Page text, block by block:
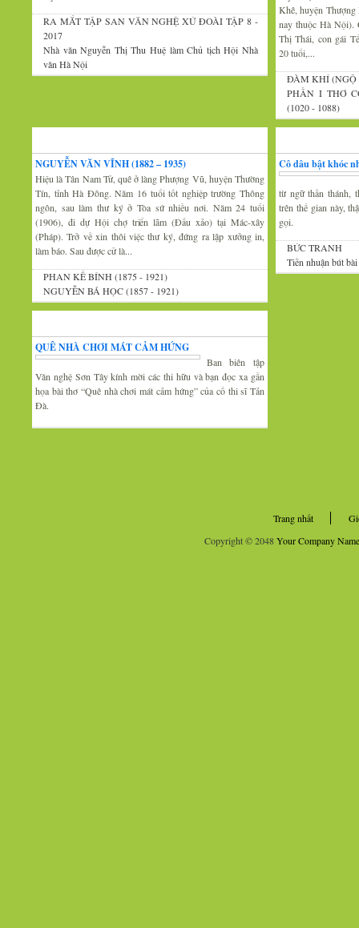
RA MẮT TẬP SAN VĂN NGHỆ XỨ ĐOÀI TẬP 8 -
2017
Nhà văn Nguyễn Thị Thu Huệ làm Chủ tịch Hội Nhà
văn Hà Nội
Khê, huyện
nay thuộc Hà Nội).
Thị Thái, con gái
20 tuổi,...
ĐÀM KHÍ (NGỘ
PHẦN I THƠ
(1020 - 1088)
NGUYỄN VĂN VĨNH (1882 – 1935)
Hiệu là Tân Nam Tử, quê ở làng Phượng Vũ, huyện Thường
Tín, tỉnh Hà Đông. Năm 16 tuổi tốt nghiệp trường Thông
ngôn, sau làm thư ký ở Tòa sứ nhiều nơi. Năm 24 tuổi
(1906), đi dự Hội chợ triển lãm (Đấu xảo) tại Mác-xây
(Pháp). Trở về xin thôi việc thư ký, đứng ra lập xưởng in,
làm báo. Sau được cử là...
PHAN KẾ BÍNH (1875 - 1921)
NGUYỄN BÁ HỌC (1857 - 1921)
Cô dâu bật khóc
từ ngữ thần thánh,
trên thế gian này,
gọi.
BỨC TRANH
Tiền nhuận bút
QUÊ NHÀ CHƠI MÁT CẢM HỨNG
Ban biên tập
Văn nghệ Sơn Tây kính mời các thi hữu và bạn đọc xa gần
họa bài thơ “Quê nhà chơi mát cảm hứng” của cố thi sĩ Tản
Đà.
Trang nhất
Copyright © 2048Your Company Name